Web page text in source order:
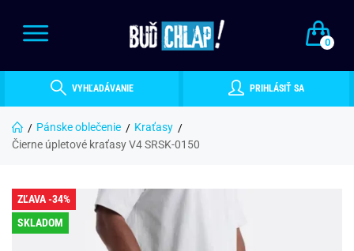
0
VYHĽADÁVANIE PRIHLÁSIŤ SA
Pánske oblečenie
Kraťasy
Čierne úpletové kraťasy V4 SRSK-0150
ZĽAVA -34%
SKLADOM